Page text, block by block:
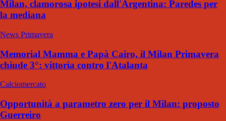
Milan, clamorosa ipotesi dall'Argentina: Paredes per
la mediana
News Primavera
Memorial Mamma e Papà Cairo, il Milan Primavera
chiude 3°: vittoria contro l'Atalanta
Calciomercato
Opportunità a parametro zero per il Milan: proposto
Guerreiro